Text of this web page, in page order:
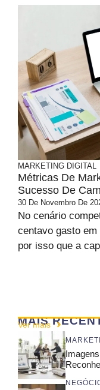
MARKETING DIGITAL
Métricas De
Sucesso De
30 De Novembro De
No cenário
centavo gasto
por isso que a
MAIS
Ver mais